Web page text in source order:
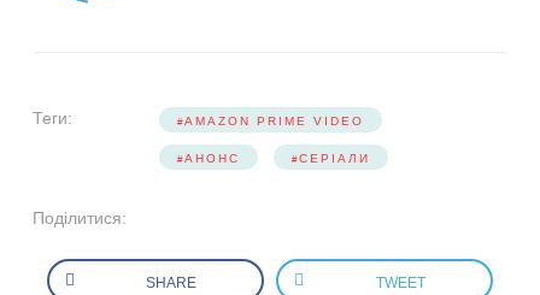
Теги: AMAZON PRIME VIDEO
АНОНС СЕРІАЛИ
Поділитися:
SHARE TWEET